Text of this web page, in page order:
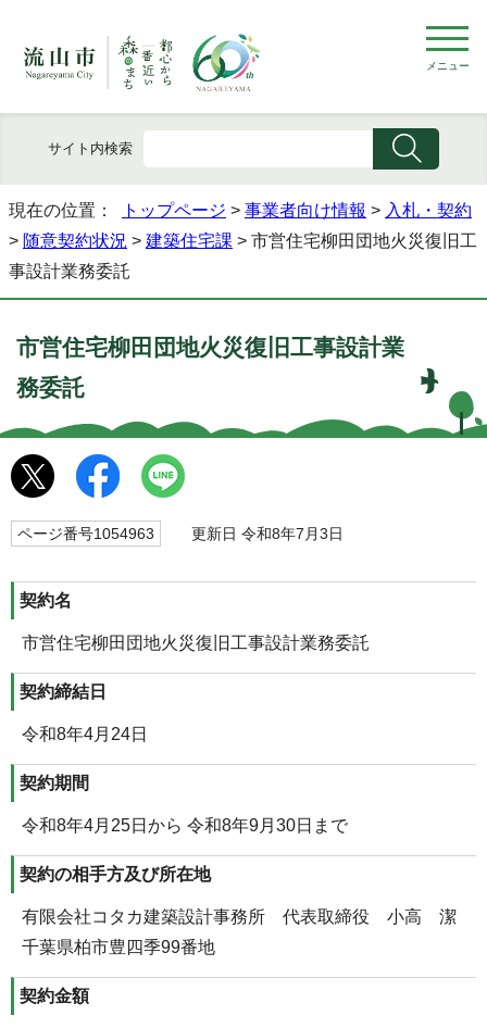
メニュー
サイト内検索
現在の位置： トップページ > 事業者向け情報 > 入札・契約
> 随意契約状況 > 建築住宅課 > 市営住宅柳田団地火災復旧工
事設計業務委託
市営住宅柳田団地火災復旧工事設計業
務委託
ページ番号1054963 更新日 令和8年7月3日
契約名
市営住宅柳田団地火災復旧工事設計業務委託
契約締結日
令和8年4月24日
契約期間
令和8年4月25日から 令和8年9月30日まで
契約の相手方及び所在地
有限会社コタカ建築設計事務所 代表取締役 小高 潔
千葉県柏市豊四季99番地
契約金額